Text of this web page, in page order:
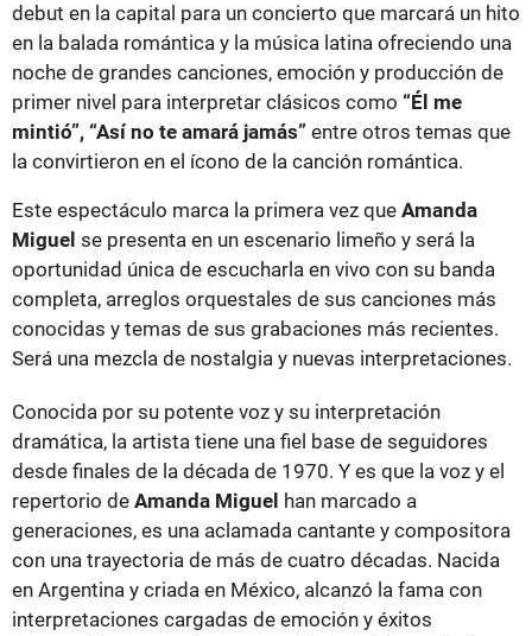
debut en la capital para un concierto que marcará un hito
en la balada romántica y la música latina ofreciendo una
noche de grandes canciones, emoción y producción de
primer nivel para interpretar clásicos como “Él me
mintió”, “Así no te amará jamás” entre otros temas que
la convirtieron en el ícono de la canción romántica.
Este espectáculo marca la primera vez que Amanda
Miguel se presenta en un escenario limeño y será la
oportunidad única de escucharla en vivo con su banda
completa, arreglos orquestales de sus canciones más
conocidas y temas de sus grabaciones más recientes.
Será una mezcla de nostalgia y nuevas interpretaciones.
Conocida por su potente voz y su interpretación
dramática, la artista tiene una fiel base de seguidores
desde finales de la década de 1970. Y es que la voz y el
repertorio de Amanda Miguel han marcado a
generaciones, es una aclamada cantante y compositora
con una trayectoria de más de cuatro décadas. Nacida
en Argentina y criada en México, alcanzó la fama con
interpretaciones cargadas de emoción y éxitos